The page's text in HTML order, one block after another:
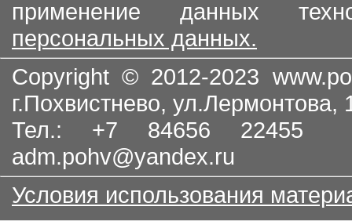
применение данных
персональных данных.
Copyright © 2012-2023
г.Похвистнево, ул.Лермонтова,
Тел.: +7 84656
adm.pohv@yandex.ru
Условия использования